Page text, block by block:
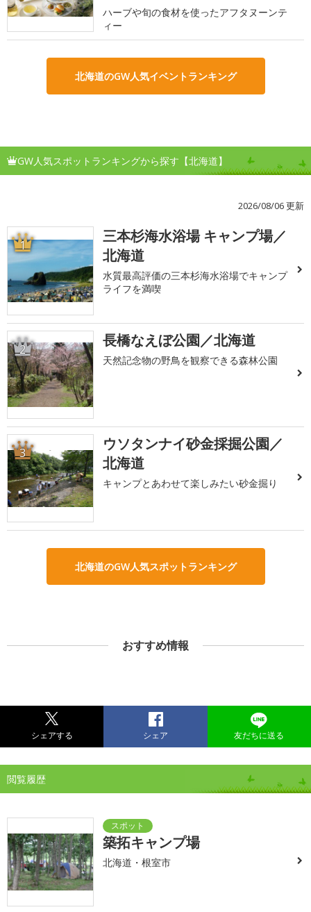
ハーブや旬の食材を使ったアフタヌーンテ
ィー
北海道のGW人気イベントランキング
GW人気スポットランキングから探す【北海道】
2026/08/06 更新
1
三本杉海水浴場 キャンプ場／
北海道
水質最高評価の三本杉海水浴場でキャンプ
ライフを満喫
2 長橋なえぼ公園／北海道
天然記念物の野鳥を観察できる森林公園
3
ウソタンナイ砂金採掘公園／
北海道
キャンプとあわせて楽しみたい砂金掘り
北海道のGW人気スポットランキング
おすすめ情報
シェアする シェア 友だちに送る
閲覧履歴
築拓キャンプ場
北海道・根室市